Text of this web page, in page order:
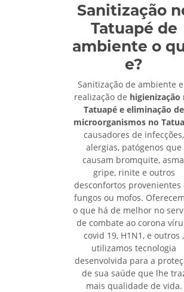
Sanitização
Tatuapé de
ambiente o
e?
Sanitização de ambiente
realização de higienização
Tatuapé e eliminação de
microorganismos no
causadores de infecções,
alergias, patógenos que
causam bromquite,
gripe, rinite e outros
desconfortos provenientes
fungos ou mofos.
o que há de melhor no
de combate ao corona
covid 19, H1N1, e outros ,
utilizamos tecnologia
desenvolvida para a
de sua saúde que lhe
mais qualidade de vida.